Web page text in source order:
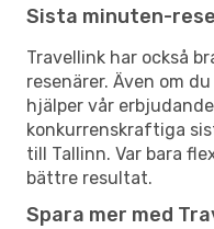
Sista minuten-
Travellink har också
resenärer. Även om
hjälper vår
konkurrenskraftiga
till Tallinn. Var bara
bättre resultat.
Spara mer med